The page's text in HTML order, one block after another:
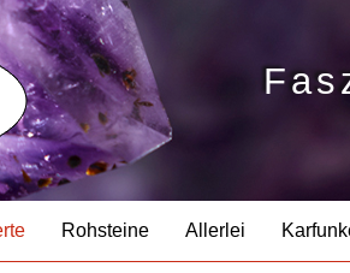
Rohsteine Allerlei